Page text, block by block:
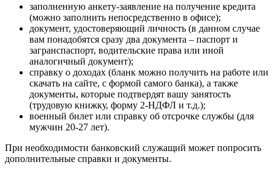
заполненную анкету-заявление на получение кредита
(можно заполнить непосредственно в офисе);
документ, удостоверяющий личность (в данном случае
вам понадобятся сразу два документа – паспорт и
загранспаспорт, водительские права или иной
аналогичный документ);
справку о доходах (бланк можно получить на работе или
скачать на сайте, с формой самого банка), а также
документы, которые подтвердят вашу занятость
(трудовую книжку, форму 2-НДФЛ и т.д.);
военный билет или справку об отсрочке службы (для
мужчин 20-27 лет).
При необходимости банковский служащий может попросить
дополнительные справки и документы.